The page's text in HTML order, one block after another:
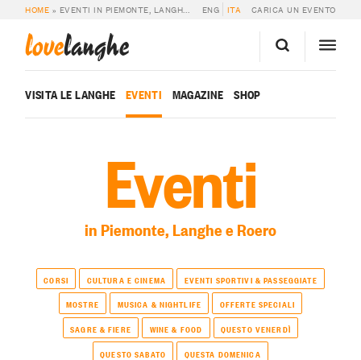
HOME » EVENTI IN PIEMONTE, LANGHE E ROERO ENG ITA CARICA UN EVENTO
lovelanghe
VISITA LE LANGHE EVENTI MAGAZINE SHOP
Eventi
in Piemonte, Langhe e Roero
CORSI CULTURA E CINEMA
EVENTI SPORTIVI & PASSEGGIATE
MOSTRE
MUSICA & NIGHTLIFE
OFFERTE SPECIALI
SAGRE & FIERE
WINE & FOOD
QUESTO VENERDÌ
QUESTO SABATO
QUESTA DOMENICA